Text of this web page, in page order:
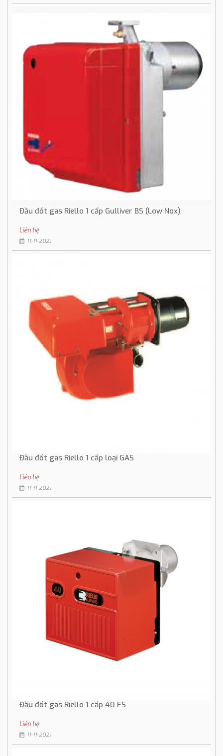
Đầu đốt gas Riello 1 cấp Gulliver BS (Low Nox)
Liên hệ
11-11-2021
Đầu đốt gas Riello 1 cấp loại GAS
Liên hệ
11-11-2021
Đầu đốt gas Riello 1 cấp 40 FS
Liên hệ
11-11-2021